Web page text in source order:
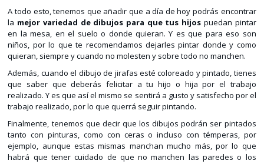
A todo esto, tenemos que añadir que a día de hoy podrás encontrar
la mejor variedad de dibujos para que tus hijos puedan pintar
en la mesa, en el suelo o donde quieran. Y es que para eso son
niños, por lo que te recomendamos dejarles pintar donde y como
quieran, siempre y cuando no molesten y sobre todo no manchen.
Además, cuando el dibujo de jirafas esté coloreado y pintado, tienes
que saber que deberás felicitar a tu hijo o hija por el trabajo
realizado. Y es que así el mismo se sentirá a gusto y satisfecho por el
trabajo realizado, por lo que querrá seguir pintando.
Finalmente, tenemos que decir que los dibujos podrán ser pintados
tanto con pinturas, como con ceras o incluso con témperas, por
ejemplo, aunque estas mismas manchan mucho más, por lo que
habrá que tener cuidado de que no manchen las paredes o los